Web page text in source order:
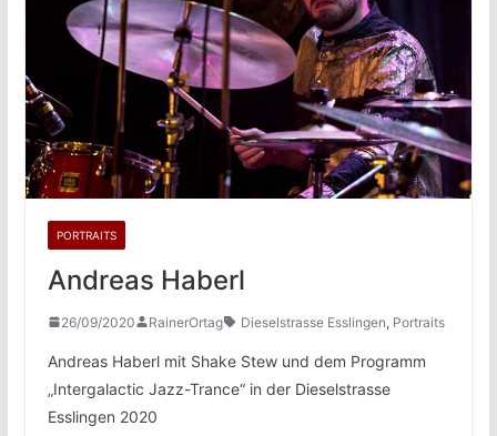
PORTRAITS
Andreas Haberl
26/09/2020 RainerOrtag Dieselstrasse Esslingen, Portraits
Andreas Haberl mit Shake Stew und dem Programm
„Intergalactic Jazz-Trance“ in der Dieselstrasse
Esslingen 2020